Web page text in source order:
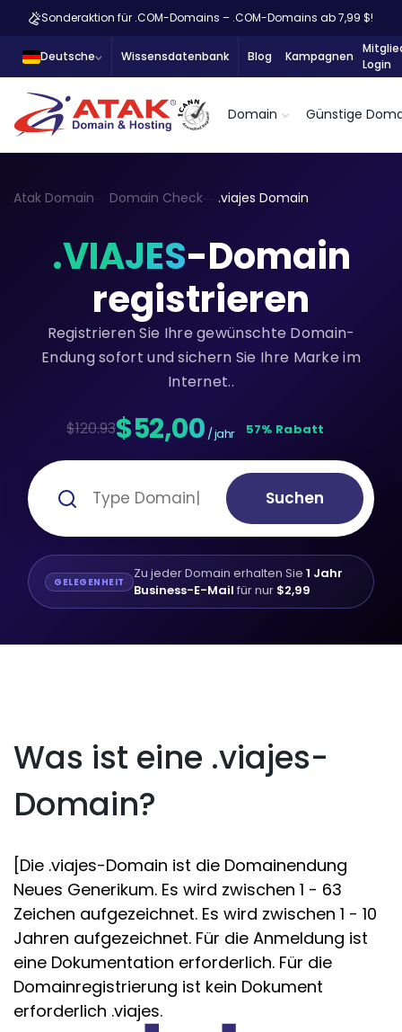
Sonderaktion für .COM-Domains – .COM-Domains ab 7,99 $!
Deutsche Wissensdatenbank Blog Kampagnen
Login
Domain Günstige
Atak Domain Domain Check .viajes Domain
.VIAJES-Domain
registrieren
Registrieren Sie Ihre gewünschte Domain-
Endung sofort und sichern Sie Ihre Marke im
Internet..
$120.93$52,00 / jahr 57% Rabatt
Suchen
GELEGENHEIT Zu jeder Domain erhalten Sie 1 Jahr
Business-E-Mail für nur $2,99
Was ist eine .viajes-
Domain?
[Die .viajes-Domain ist die Domainendung
Neues Generikum. Es wird zwischen 1 - 63
Zeichen aufgezeichnet. Es wird zwischen 1 - 10
Jahren aufgezeichnet. Für die Anmeldung ist
eine Dokumentation erforderlich. Für die
Domainregistrierung ist kein Dokument
erforderlich .viajes.